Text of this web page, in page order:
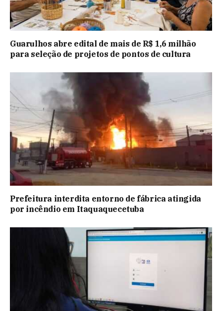
Guarulhos abre edital de mais de R$ 1,6 milhão
para seleção de projetos de pontos de cultura
Prefeitura interdita entorno de fábrica atingida
por incêndio em Itaquaquecetuba